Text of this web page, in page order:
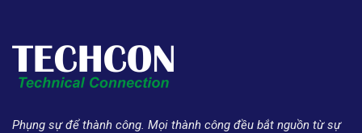
Phụng sự để thành công. Mọi thành công đều bắt nguồn từ sự